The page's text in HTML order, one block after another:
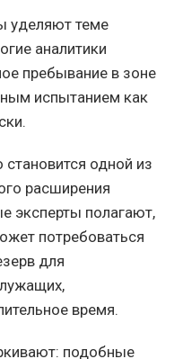
уделяют теме
аналитики
пребывание в зоне
испытанием как
одной из
расширения
эксперты полагают,
потребоваться
для
время.
подобные